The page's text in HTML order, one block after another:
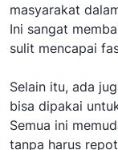
masyarakat
Ini sangat
sulit mencapai
Selain itu, ada
bisa dipakai
Semua ini
tanpa harus